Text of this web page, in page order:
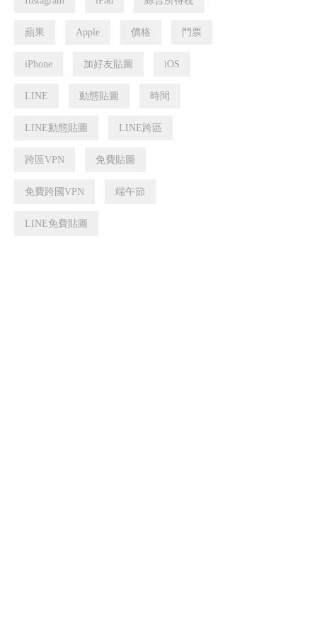
蘋果 Apple 價格 門票
iPhone 加好友貼圖 iOS
LINE 動態貼圖 時間
LINE動態貼圖 LINE跨區
跨區VPN 免費貼圖
免費跨國VPN 端午節
LINE免費貼圖